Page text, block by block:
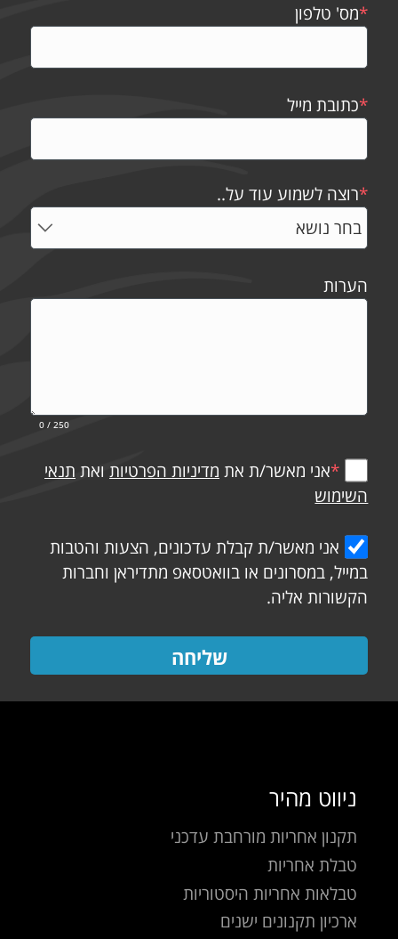
*מס' טלפון
*כתובת מייל
*רוצה לשמוע עוד על..
הערות
0 / 250
*אני מאשר/ת את מדיניות הפרטיות ואת תנאי
השימוש
אני מאשר/ת קבלת עדכונים, הצעות והטבות
במייל, במסרונים או בוואטסאפ מתדיראן וחברות
הקשורות אליה.
שליחה
ניווט מהיר
תקנון אחריות מורחבת עדכני
טבלת אחריות
טבלאות אחריות היסטוריות
ארכיון תקנונים ישנים